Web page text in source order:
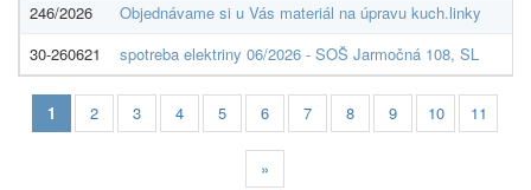
246/2026
Objednávame si u Vás materiál na úpravu kuch.linky
30-260621
spotreba elektriny 06/2026 - SOŠ Jarmočná 108, SL
1 2 3 4 5 6 7 8 9 10 11
»